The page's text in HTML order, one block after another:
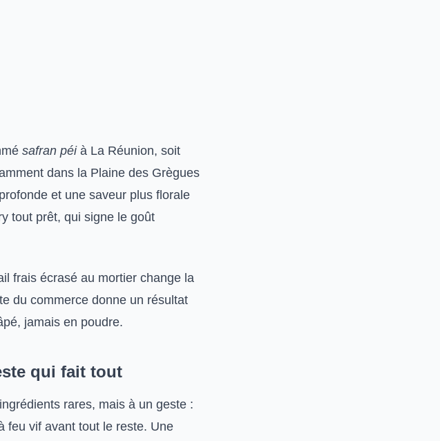
safran péià La Réunion, soit
dans la Plaine des Grègues
et une saveur plus florale
tout prêt, qui signe le goût
frais écrasé au mortier change la
du commerce donne un résultat
jamais en poudre.
qui fait tout
rares, mais à un geste :
feu vif avant tout le reste. Une